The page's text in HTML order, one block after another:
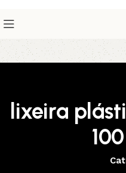
lixeira